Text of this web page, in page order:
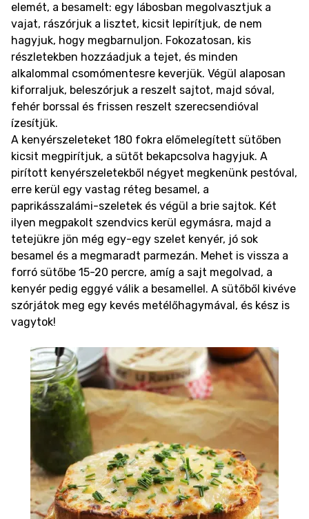
elemét, a besamelt: egy lábosban megolvasztjuk a
vajat, rászórjuk a lisztet, kicsit lepirítjuk, de nem
hagyjuk, hogy megbarnuljon. Fokozatosan, kis
részletekben hozzáadjuk a tejet, és minden
alkalommal csomómentesre keverjük. Végül alaposan
kiforraljuk, beleszórjuk a reszelt sajtot, majd sóval,
fehér borssal és frissen reszelt szerecsendióval
ízesítjük.
A kenyérszeleteket 180 fokra előmelegített sütőben
kicsit megpirítjuk, a sütőt bekapcsolva hagyjuk. A
pirított kenyérszeletekből négyet megkenünk pestóval,
erre kerül egy vastag réteg besamel, a
paprikásszalámi-szeletek és végül a brie sajtok. Két
ilyen megpakolt szendvics kerül egymásra, majd a
tetejükre jön még egy-egy szelet kenyér, jó sok
besamel és a megmaradt parmezán. Mehet is vissza a
forró sütőbe 15-20 percre, amíg a sajt megolvad, a
kenyér pedig eggyé válik a besamellel. A sütőből kivéve
szórjátok meg egy kevés metélőhagymával, és kész is
vagytok!